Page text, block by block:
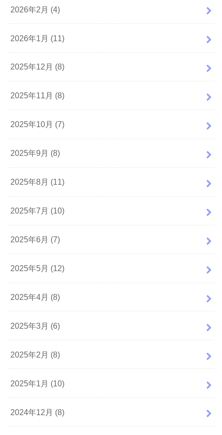
2026年2月 (4)
2026年1月 (11)
2025年12月 (8)
2025年11月 (8)
2025年10月 (7)
2025年9月 (8)
2025年8月 (11)
2025年7月 (10)
2025年6月 (7)
2025年5月 (12)
2025年4月 (8)
2025年3月 (6)
2025年2月 (8)
2025年1月 (10)
2024年12月 (8)